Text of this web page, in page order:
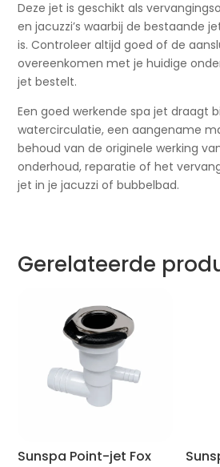
Deze jet is geschikt als
en jacuzzi’s waarbij de bestaande
is. Controleer altijd goed of de
overeenkomen met je huidige
jet bestelt.
Een goed werkende spa jet draagt
watercirculatie, een aangename
behoud van de originele werking
onderhoud, reparatie of het
jet in je jacuzzi of bubbelbad.
Gerelateerde
Sunspa Point-jet Fox